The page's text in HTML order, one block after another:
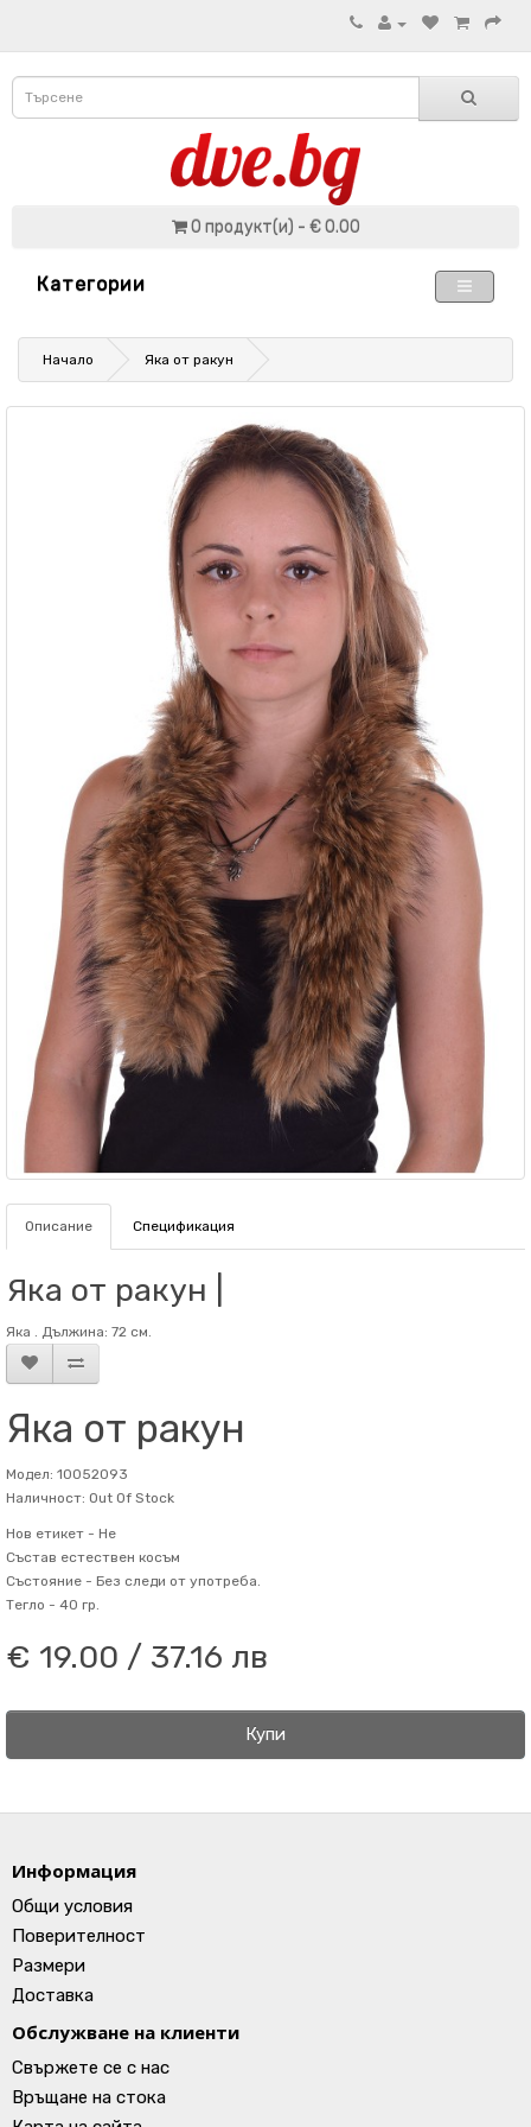
0 продукт(и) - € 0.00
Категории
Начало Яка от ракун
Описание Спецификация
Яка от ракун |
Яка . Дължина: 72 см.
Яка от ракун
Модел: 10052093
Наличност: Out Of Stock
Нов етикет - Не
Състав естествен косъм
Състояние - Без следи от употреба.
Тегло - 40 гр.
€ 19.00 / 37.16 лв
Купи
Информация
Общи условия
Поверителност
Размери
Доставка
Обслужване на клиенти
Свържете се с нас
Връщане на стока